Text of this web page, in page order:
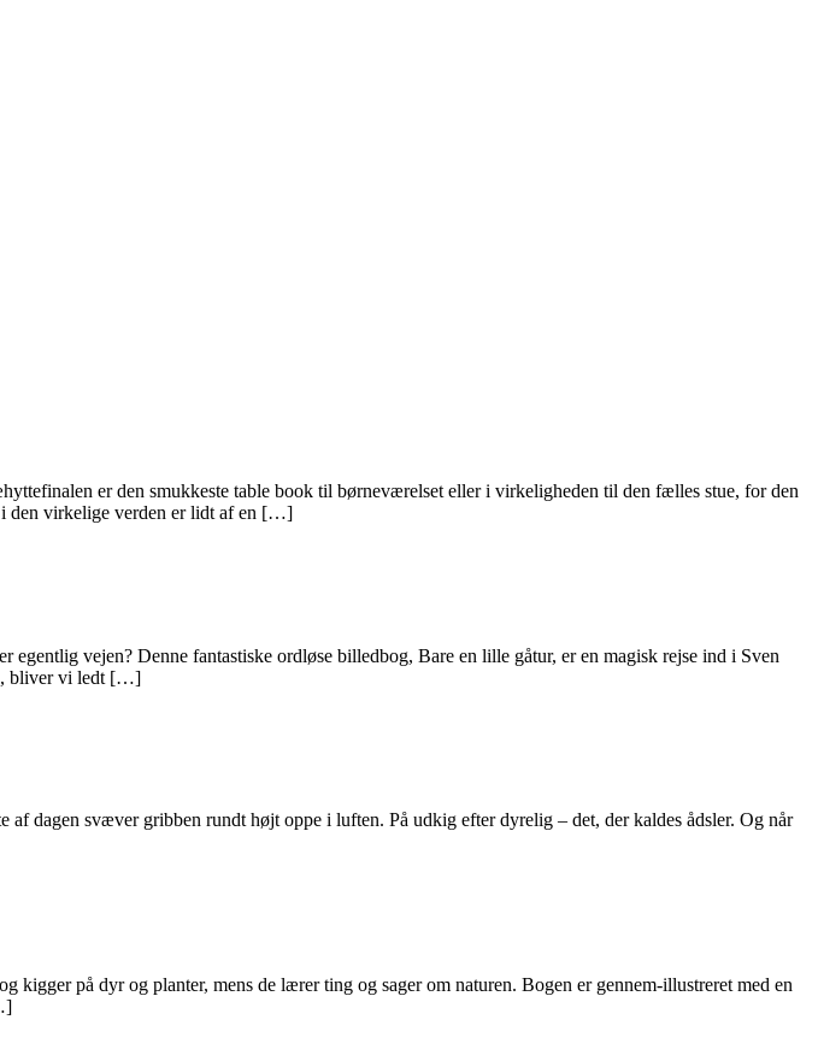
er den smukkeste table book til børneværelset eller i virkeligheden til den fælles stue, for den
i den virkelige verden er lidt af en […]
vejen? Denne fantastiske ordløse billedbog, Bare en lille gåtur, er en magisk rejse ind i Sven
bliver vi ledt […]
dagen svæver gribben rundt højt oppe i luften. På udkig efter dyrelig – det, der kaldes ådsler. Og når
på dyr og planter, mens de lærer ting og sager om naturen. Bogen er gennem-illustreret med en